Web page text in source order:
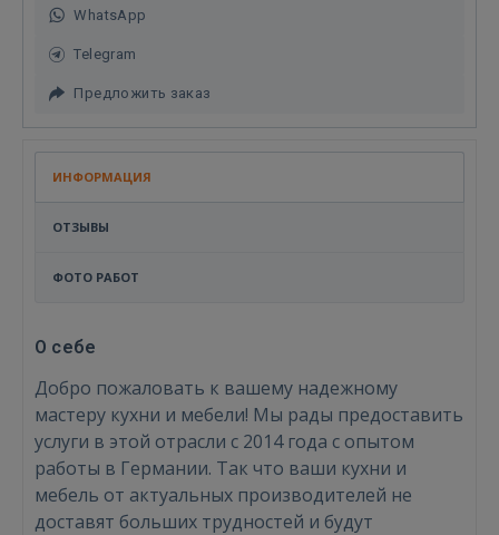
WhatsApp
Telegram
Предложить заказ
ИНФОРМАЦИЯ
ОТЗЫВЫ
ФОТО РАБОТ
О себе
Добро пожаловать к вашему надежному
мастеру кухни и мебели! Мы рады предоставить
услуги в этой отрасли с 2014 года с опытом
работы в Германии. Так что ваши кухни и
мебель от актуальных производителей не
доставят больших трудностей и будут